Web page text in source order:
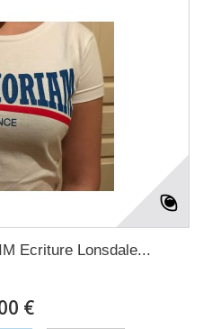
Ecriture Lonsdale...
€